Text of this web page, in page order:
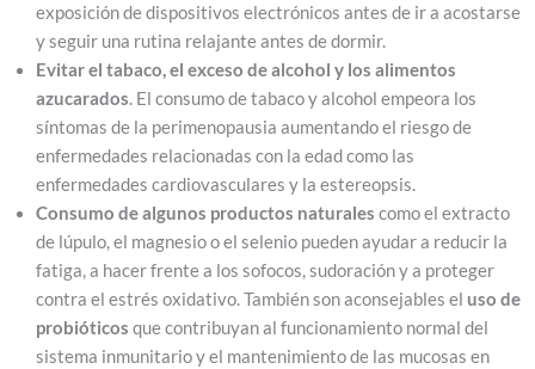
exposición de dispositivos electrónicos antes de ir a acostarse
y seguir una rutina relajante antes de dormir.
Evitar el tabaco, el exceso de alcohol y los alimentos
azucarados. El consumo de tabaco y alcohol empeora los
síntomas de la perimenopausia aumentando el riesgo de
enfermedades relacionadas con la edad como las
enfermedades cardiovasculares y la estereopsis.
Consumo de algunos productos naturales como el extracto
de lúpulo, el magnesio o el selenio pueden ayudar a reducir la
fatiga, a hacer frente a los sofocos, sudoración y a proteger
contra el estrés oxidativo. También son aconsejables el uso de
probióticos que contribuyan al funcionamiento normal del
sistema inmunitario y el mantenimiento de las mucosas en